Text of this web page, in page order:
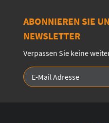
ABONNIEREN SIE
NEWSLETTER
Verpassen Sie keine